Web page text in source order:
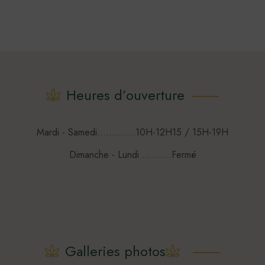
être
sur
page
Heures d’ouverture
Mardi - Samedi.............10H-12H15 / 15H-19H
Dimanche - Lundi ..........Fermé
Galleries photos